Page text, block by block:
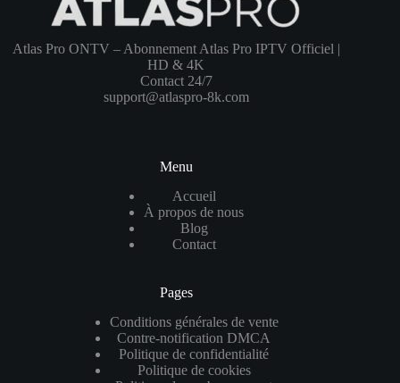
Atlas Pro ONTV – Abonnement Atlas Pro IPTV Officiel |
HD & 4K
Contact 24/7
support@atlaspro-8k.com
Menu
Accueil
À propos de nous
Blog
Contact
Pages
Conditions générales de vente
Contre-notification DMCA
Politique de confidentialité
Politique de cookies